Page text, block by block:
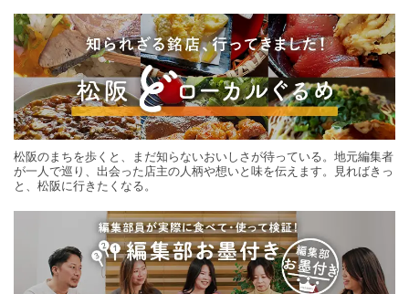
松阪のまちを歩くと、まだ知らないおいしさが待っている。地元編集者
が一人で巡り、出会った店主の人柄や想いと味を伝えます。見ればきっ
と、松阪に行きたくなる。